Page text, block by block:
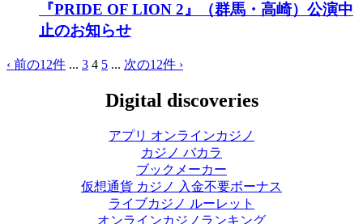
『PRIDE OF LION 2』（群馬・高崎）公演中
止のお知らせ
‹ 前の12件 ... 3 4 5 ... 次の12件 ›
Digital discoveries
アプリ オンラインカジノ
カジノ バカラ
ブックメーカー
仮想通貨 カジノ 入金不要ボーナス
ライブカジノ ルーレット
オンラインカジノランキング